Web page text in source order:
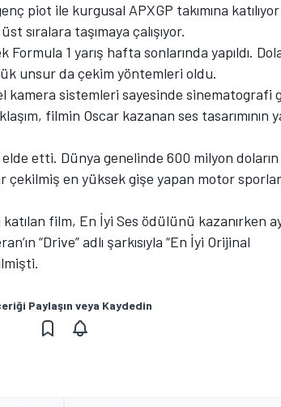
piot ile kurgusal APXGP takımına
sıralara taşımaya çalışıyor.
1 yarış hafta sonlarında yapıldı.
unsur da çekim yöntemleri oldu.
kamera sistemleri sayesinde sinematografi
filmin Oscar kazanan ses tasarımının
etti. Dünya genelinde 600 milyon
çekilmiş en yüksek gişe yapan motor
film, En İyi Ses ödülünü kazanırken
“Drive” adlı şarkısıyla “En İyi Orijinal
Paylaşın veya Kaydedin